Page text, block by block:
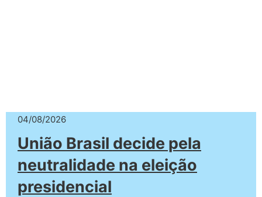
04/08/2026
União Brasil decide pela
neutralidade na eleição
presidencial